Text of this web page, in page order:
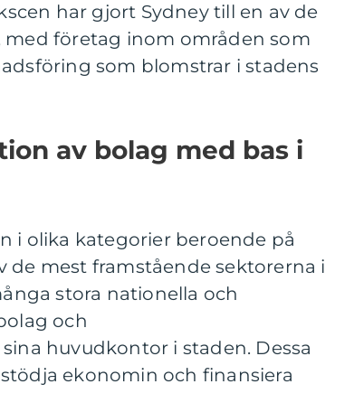
har gjort Sydney till en av de
företag inom områden som
som blomstrar i stadens
av bolag med bas i
i olika kategorier beroende på
de mest framstående sektorerna i
stora nationella och
och
huvudkontor i staden. Dessa
ekonomin och finansiera